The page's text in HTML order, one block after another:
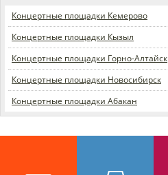
Концертные площадки Кемерово
Концертные площадки Кызыл
Концертные площадки Горно-Алтайск
Концертные площадки Новосибирск
Концертные площадки Абакан